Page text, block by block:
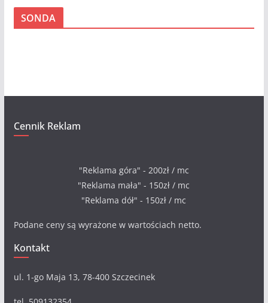
c
SONDA
Cennik Reklam
"Reklama góra" - 200zł / mc
"Reklama mała" - 150zł / mc
"Reklama dół" - 150zł / mc
Podane ceny są wyrażone w wartościach netto.
Kontakt
ul. 1-go Maja 13, 78-400 Szczecinek